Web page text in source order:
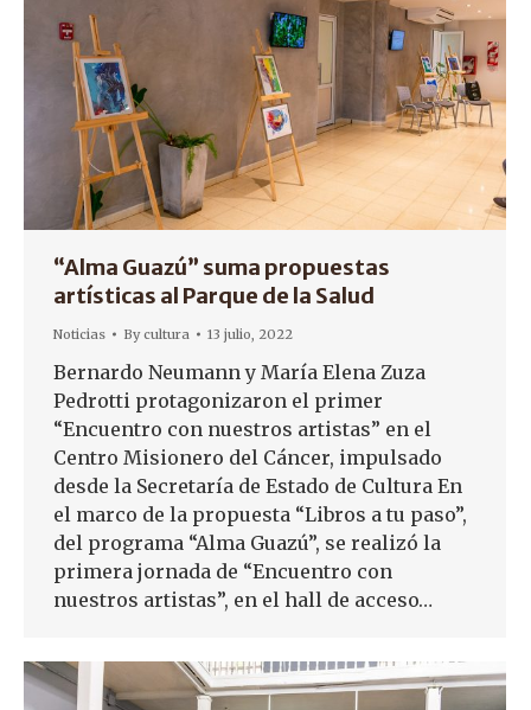
“Alma Guazú” suma propuestas
artísticas al Parque de la Salud
Noticias Bycultura 13 julio, 2022
Bernardo Neumann y María Elena Zuza
Pedrotti protagonizaron el primer
“Encuentro con nuestros artistas” en el
Centro Misionero del Cáncer, impulsado
desde la Secretaría de Estado de Cultura En
el marco de la propuesta “Libros a tu paso”,
del programa “Alma Guazú”, se realizó la
primera jornada de “Encuentro con
nuestros artistas”, en el hall de acceso…